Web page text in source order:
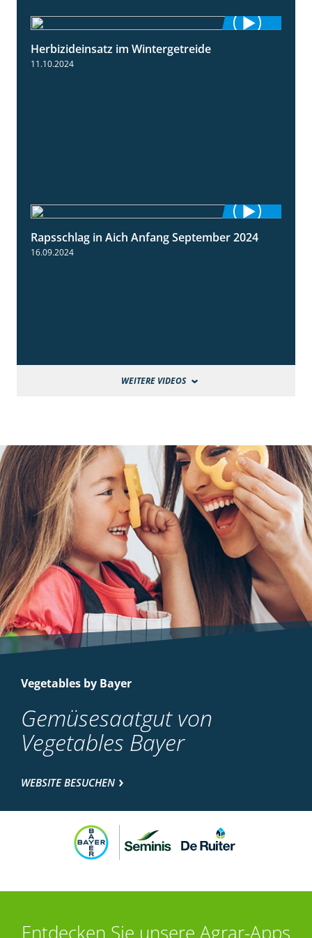
Herbizideinsatz im Wintergetreide
11.10.2024
1:50
Rapsschlag in Aich Anfang September 2024
16.09.2024
WEITERE VIDEOS
Vegetables by Bayer
Gemüsesaatgut von
Vegetables Bayer
WEBSITE BESUCHEN
Entdecken Sie unsere Agrar-Apps